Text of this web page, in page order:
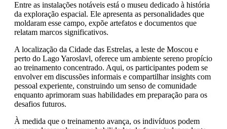
Entre as instalações notáveis está o museu dedicado à história
da exploração espacial. Ele apresenta as personalidades que
moldaram esse campo, expõe artefatos e documentos que
relatam marcos significativos.
A localização da Cidade das Estrelas, a leste de Moscou e
perto do Lago Yaroslavl, oferece um ambiente sereno propício
ao treinamento concentrado. Aqui, os participantes podem se
envolver em discussões informais e compartilhar insights com
pessoal experiente, construindo um senso de comunidade
enquanto aprimoram suas habilidades em preparação para os
desafios futuros.
À medida que o treinamento avança, os indivíduos podem